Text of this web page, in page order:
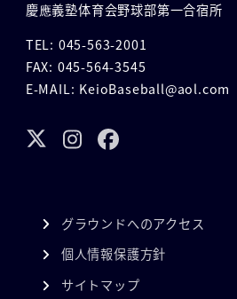
慶應義塾体育会野球部第一合宿所
TEL: 045-563-2001
FAX: 045-564-3545
E-MAIL: KeioBaseball@aol.com
グラウンドへのアクセス
個人情報保護方針
サイトマップ